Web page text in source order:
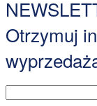
Otrzymuj